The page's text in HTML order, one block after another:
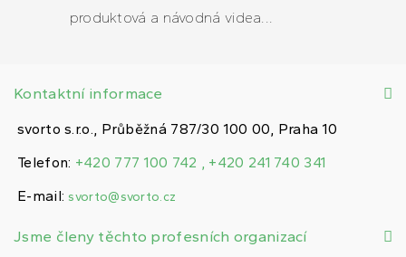
produktová a návodná videa...
Kontaktní informace
svorto s.r.o., Průběžná 787/30 100 00, Praha 10
Telefon: +420 777 100 742 , +420 241 740 341
E-mail: svorto@svorto.cz
Jsme členy těchto profesních organizací